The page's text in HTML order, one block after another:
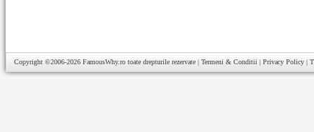
Copyright ©2006-2026 FamousWhy.ro toate drepturile rezervate | Termeni & Conditii | Privacy Policy |